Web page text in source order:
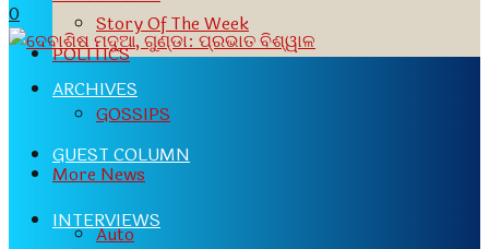
POLITICS
GOSSIPS
More News
Auto
Story Of The Week
ARCHIVES
GUEST COLUMN
INTERVIEWS
0